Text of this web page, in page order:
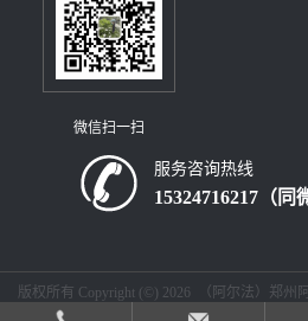
微信扫一扫
服务咨询热线
15324716217（同
版权所有 Copyright (©) 2026 （阿尔法）郑州